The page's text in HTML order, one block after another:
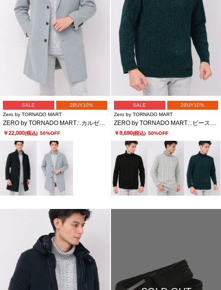
SALE
2BUY10%
Zero by TORNADO MART
ZERO by TORNADO MART∴カルゼモールライナー付きイタリアンカラーコート
￥22,000(税込) 50%OFF
SALE
2BUY10%
Zero by TORNADO MART
ZERO by TORNADO MART∴ビーストジャガードモールタートルネック
￥8,690(税込) 50%OFF